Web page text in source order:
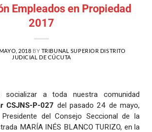
Empleados en Propiedad
2017
2018 BY TRIBUNAL SUPERIOR DISTRITO
JUDICIAL DE CÚCUTA
socializar a toda nuestra comunidad
CSJNS-P-027 del pasado 24 de mayo,
del Consejo Seccional de la
MARÍA INÉS BLANCO TURIZO, en la